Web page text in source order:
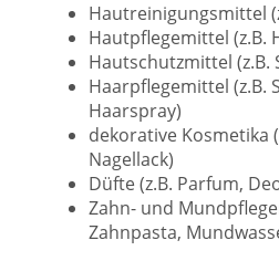
Hautreinigungsmittel
Hautpflegemittel (z.B.
Hautschutzmittel (z.B.
Haarpflegemittel (z.B.
Haarspray)
dekorative Kosmetika
Nagellack)
Düfte (z.B. Parfum,
Zahn- und
Zahnpasta,